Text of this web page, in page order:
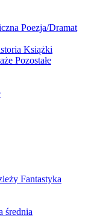
Poezja/Dramat
Książki
Pozostałe
Fantastyka
średnia